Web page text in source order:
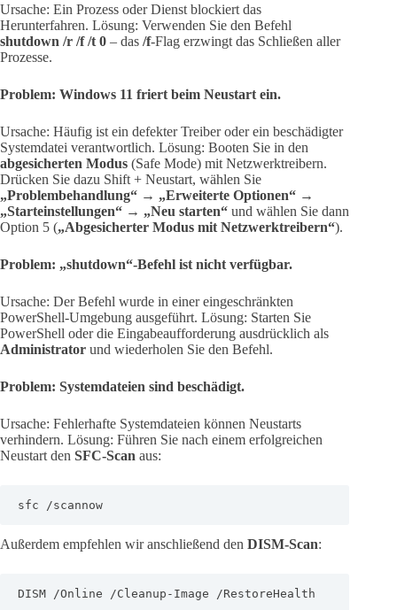
Ursache: Ein Prozess oder Dienst blockiert das
Herunterfahren. Lösung: Verwenden Sie den Befehl
shutdown /r /f /t 0 – das /f-Flag erzwingt das Schließen aller
Prozesse.
Problem: Windows 11 friert beim Neustart ein.
Ursache: Häufig ist ein defekter Treiber oder ein beschädigter
Systemdatei verantwortlich. Lösung: Booten Sie in den
abgesicherten Modus (Safe Mode) mit Netzwerktreibern.
Drücken Sie dazu Shift + Neustart, wählen Sie
„Problembehandlung“ → „Erweiterte Optionen“ →
„Starteinstellungen“ → „Neu starten“ und wählen Sie dann
Option 5 („Abgesicherter Modus mit Netzwerktreibern“).
Problem: „shutdown“-Befehl ist nicht verfügbar.
Ursache: Der Befehl wurde in einer eingeschränkten
PowerShell-Umgebung ausgeführt. Lösung: Starten Sie
PowerShell oder die Eingabeaufforderung ausdrücklich als
Administrator und wiederholen Sie den Befehl.
Problem: Systemdateien sind beschädigt.
Ursache: Fehlerhafte Systemdateien können Neustarts
verhindern. Lösung: Führen Sie nach einem erfolgreichen
Neustart den SFC-Scan aus:
sfc /scannow
Außerdem empfehlen wir anschließend den DISM-Scan:
DISM /Online /Cleanup-Image /RestoreHealth